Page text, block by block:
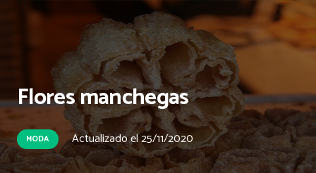
Flores manchegas
MODA Actualizado el25/11/2020